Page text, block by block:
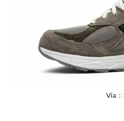
Via